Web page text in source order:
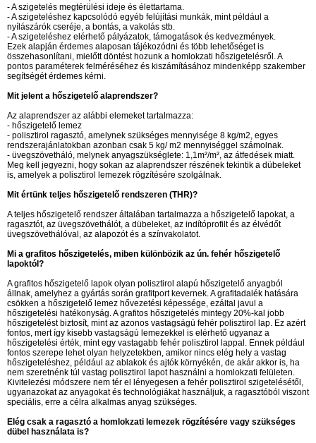
- A szigetelés megtérülési ideje és élettartama.
- A szigeteléshez kapcsolódó egyéb felújítási munkák, mint például a
nyílászárók cseréje, a bontás, a vakolás stb.
- A szigeteléshez elérhető pályázatok, támogatások és kedvezmények.
Ezek alapján érdemes alaposan tájékozódni és több lehetőséget is
összehasonlítani, mielőtt döntést hozunk a homlokzati hőszigetelésről. A
pontos paraméterek felméréséhez és kiszámításához mindenképp szakember
segítségét érdemes kérni.
Mit jelent a hőszigetelő alaprendszer?
Az alaprendszer az alábbi elemeket tartalmazza:
- hőszigetelő lemez
- polisztirol ragasztó, amelynek szükséges mennyisége 8 kg/m2, egyes
rendszerajánlatokban azonban csak 5 kg/ m2 mennyiséggel számolnak.
- üvegszövetháló, melynek anyagszükséglete: 1,1m²/m², az átfedések miatt.
Meg kell jegyezni, hogy sokan az alaprendszer részének tekintik a dübeleket
is, amelyek a polisztirol lemezek rögzítésére szolgálnak.
Mit értünk teljes hőszigetelő rendszeren (THR)?
A teljes hőszigetelő rendszer általában tartalmazza a hőszigetelő lapokat, a
ragasztót, az üvegszövethálót, a dübeleket, az indítóprofilt és az élvédőt
üvegszövethálóval, az alapozót és a színvakolatot.
Mi a grafitos hőszigetelés, miben különbözik az ún. fehér hőszigetelő
lapoktól?
A grafitos hőszigetelő lapok olyan polisztirol alapú hőszigetelő anyagból
állnak, amelyhez a gyártás során grafitport kevernek. A grafitadalék hatására
csökken a hőszigetelő lemez hővezetési képessége, ezáltal javul a
hőszigetelési hatékonyság. A grafitos hőszigetelés mintegy 20%-kal jobb
hőszigetelést biztosít, mint az azonos vastagságú fehér polisztirol lap. Ez azért
fontos, mert így kisebb vastagságú lemezekkel is elérhető ugyanaz a
hőszigetelési érték, mint egy vastagabb fehér polisztirol lappal. Ennek például
fontos szerepe lehet olyan helyzetekben, amikor nincs elég hely a vastag
hőszigeteléshez, például az ablakok és ajtók környékén, de akár akkor is, ha
nem szeretnénk túl vastag polisztirol lapot használni a homlokzati felületen.
Kivitelezési módszere nem tér el lényegesen a fehér polisztirol szigetelésétől,
ugyanazokat az anyagokat és technológiákat használjuk, a ragasztóból viszont
speciális, erre a célra alkalmas anyag szükséges.
Elég csak a ragasztó a homlokzati lemezek rögzítésére vagy szükséges
dübel használata is?